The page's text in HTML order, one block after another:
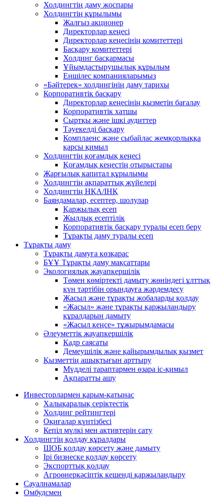
Холдингтің даму жоспары
Холдингтің құрылымы
Жалғыз акционер
Директорлар кеңесі
Директорлар кеңесінің комитеттері
Басқару комитеттері
Холдинг басқармасы
Ұйымдастырушылық құрылым
Еншілес компанияларымыз
«Бәйтерек» холдингінің даму тарихы
Корпоративтік басқару
Директорлар кеңесінің қызметін бағалау
Корпоративтік хатшы
Сыртқы және ішкі аудиттер
Тәуекелді басқару
Комплаенс және сыбайлас жемқорлыққа
қарсы қимыл
Холдингтің қоғамдық кеңесі
Қоғамдық кеңестің отырыстары
Жарғылық капитал құрылымы
Холдингтің ақпараттық жүйелері
Холдингтің НҚА/ІНҚ
Баяндамалар, есептер, шолулар
Қаржылық есеп
Жылдық есептілік
Корпоративтік басқару туралы есеп беру
Тұрақты даму туралы есеп
Тұрақты даму
Тұрақты дамуға көзқарас
БҰҰ Тұрақты даму мақсаттары
Экологиялық жауапкершілік
Төмен көміртекті дамыту жөніндегі ұлттық
күн тәртібін орындауға жәрдемдесу
Жасыл және тұрақты жобаларды қолдау
«Жасыл» және тұрақты қаржыландыру
құралдарын дамыту
«Жасыл кеңсе» тұжырымдамасы
Әлеуметтік жауапкершілік
Кадр саясаты
Демеушілік және қайырымдылық қызмет
Қызметтің ашықтығын арттыру
Мүдделі тараптармен өзара іс-қимыл
Ақпаратты ашу
Инвесторлармен қарым-қатынас
Халықаралық серіктестік
Холдинг рейтингтері
Оқиғалар күнтізбесі
Кепіл мүлкі мен активтерін сату
Холдингтің қолдау құралдары
ШОБ қолдау көрсету және дамыту
Ірі бизнеске қолдау көрсету
Экспорттық қолдау
Агроөнеркәсіптік кешенді қаржыландыру
Сауалнамалар
Омбудсмен